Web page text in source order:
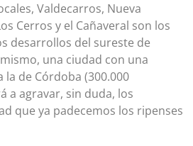
Valdecarros, Nueva
Cerros y el Cañaveral son los
desarrollos del sureste de
una ciudad con una
de Córdoba (300.000
a agravar, sin duda, los
que ya padecemos los ripenses